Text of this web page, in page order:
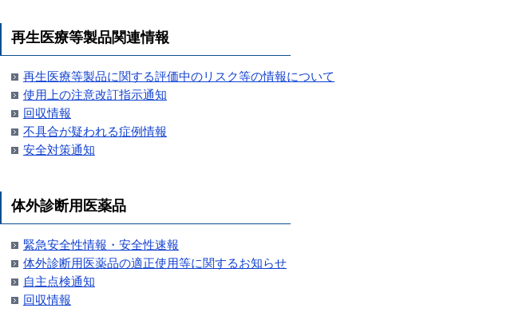
再生医療等製品関連情報
再生医療等製品に関する評価中のリスク等の情報について
使用上の注意改訂指示通知
回収情報
不具合が疑われる症例情報
安全対策通知
体外診断用医薬品
緊急安全性情報・安全性速報
体外診断用医薬品の適正使用等に関するお知らせ
自主点検通知
回収情報